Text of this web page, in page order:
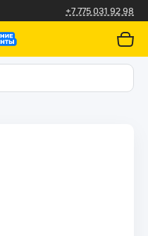
+7 775 031 92 98